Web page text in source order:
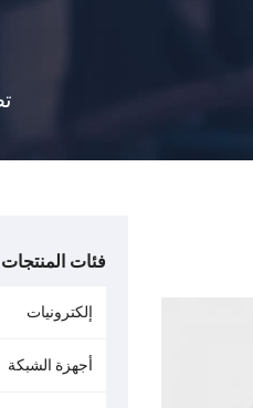
فئات المنتجات
إلكترونيات
أجهزة الشبكة